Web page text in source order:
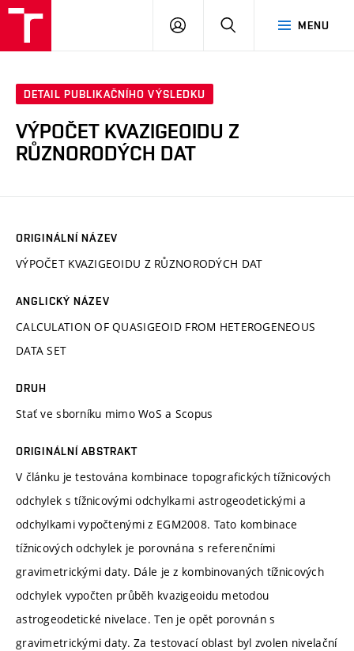
MENU
PŘIHLÁSIT
DETAIL PUBLIKAČNÍHO VÝSLEDKU
VÝPOČET KVAZIGEOIDU Z
RŮZNORODÝCH DAT
ORIGINÁLNÍ NÁZEV
VÝPOČET KVAZIGEOIDU Z RŮZNORODÝCH DAT
ANGLICKÝ NÁZEV
CALCULATION OF QUASIGEOID FROM HETEROGENEOUS
DATA SET
DRUH
Stať ve sborníku mimo WoS a Scopus
ORIGINÁLNÍ ABSTRAKT
V článku je testována kombinace topografických tížnicových
odchylek s tížnicovými odchylkami astrogeodetickými a
odchylkami vypočtenými z EGM2008. Tato kombinace
tížnicových odchylek je porovnána s referenčními
gravimetrickými daty. Dále je z kombinovaných tížnicových
odchylek vypočten průběh kvazigeoidu metodou
astrogeodetické nivelace. Ten je opět porovnán s
gravimetrickými daty. Za testovací oblast byl zvolen nivelační